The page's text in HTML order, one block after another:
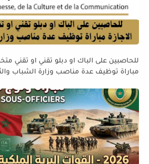
للحاصبين على الباك او دبلو تقني او تقني
مباراة توظيف عدة مناصب وزارة الشباب